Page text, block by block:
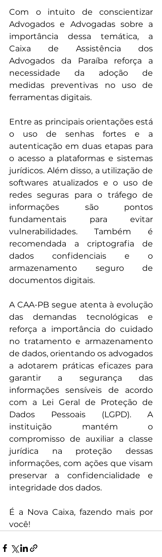
Com o intuito de conscientizar
Advogados e Advogadas sobre a
importância dessa temática, a
Caixa de Assistência dos
Advogados da Paraíba reforça a
necessidade da adoção de
medidas preventivas no uso de
ferramentas digitais.
Entre as principais orientações está
o uso de senhas fortes e a
autenticação em duas etapas para
o acesso a plataformas e sistemas
jurídicos. Além disso, a utilização de
softwares atualizados e o uso de
redes seguras para o tráfego de
informações são pontos
fundamentais para evitar
vulnerabilidades. Também é
recomendada a criptografia de
dados confidenciais e o
armazenamento seguro de
documentos digitais.
A CAA-PB segue atenta à evolução
das demandas tecnológicas e
reforça a importância do cuidado
no tratamento e armazenamento
de dados, orientando os advogados
a adotarem práticas eficazes para
garantir a segurança das
informações sensíveis de acordo
com a Lei Geral de Proteção de
Dados Pessoais (LGPD). A
instituição mantém o
compromisso de auxiliar a classe
jurídica na proteção dessas
informações, com ações que visam
preservar a confidencialidade e
integridade dos dados.
É a Nova Caixa, fazendo mais por
você!